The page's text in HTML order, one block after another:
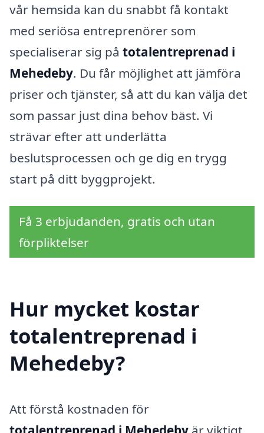
vår hemsida kan du snabbt få kontakt
med seriösa entreprenörer som
specialiserar sig på totalentreprenad i
Mehedeby. Du får möjlighet att jämföra
priser och tjänster, så att du kan välja det
som passar just dina behov bäst. Vi
strävar efter att underlätta
beslutsprocessen och ge dig en trygg
start på ditt byggprojekt.
Få 3 erbjudanden, gratis och utan
förpliktelser
Hur mycket kostar
totalentreprenad i
Mehedeby?
Att förstå kostnaden för